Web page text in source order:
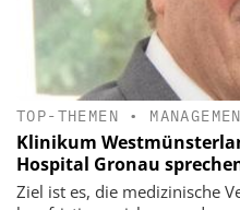
TOP-THEMEN •
Klinikum
Hospital Gronau
Ziel ist es, die medizinische